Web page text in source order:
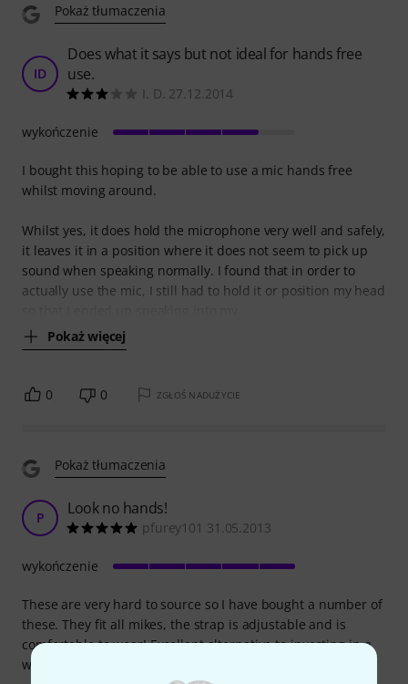
Pokaż tłumaczenia
ID
Does what it says but not ideal for hands free
use.
I. D. 27.12.2014
I bought this hoping to be able to use a mic hands free
whilst moving around.
Whilst yes, it does hold the microphone very well and safely,
it leaves it in a position where it does not seem to pick up
sound when speaking normally. I found that in order to
actually use the mic, I still had to hold it or position my head
Pokaż więcej
wykończenie
0 0 ZGŁOŚ NADUŻYCIE
Pokaż tłumaczenia
P Look no hands!
pfurey101 31.05.2013
These are very hard to source so I have bought a number of
these. They fit all mikes, the strap is adjustable and is
comfortable to wear! Excellent alternative to investing in a
wireless head mike :)
wykończenie